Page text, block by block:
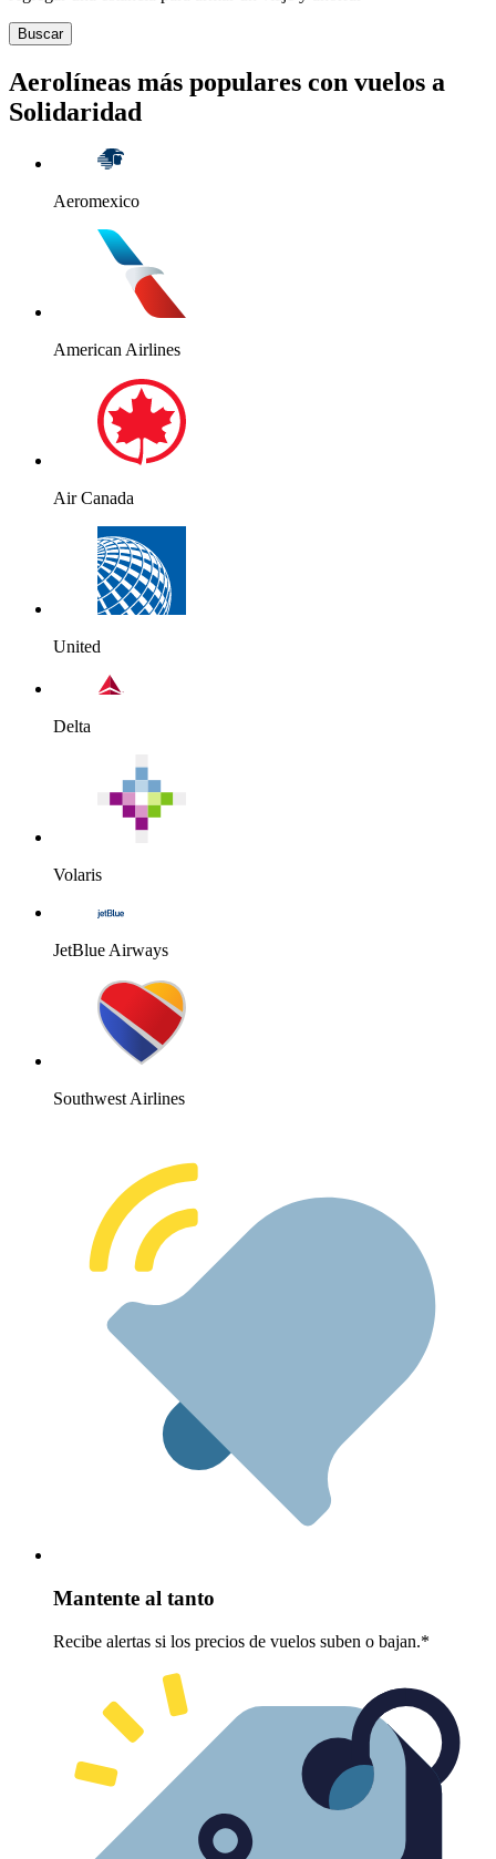
Buscar
Aerolíneas más populares con vuelos a
Solidaridad
Aeromexico
American Airlines
Air Canada
United
Delta
Volaris
JetBlue Airways
Southwest Airlines
Mantente al tanto
Recibe alertas si los precios de vuelos suben o bajan.*